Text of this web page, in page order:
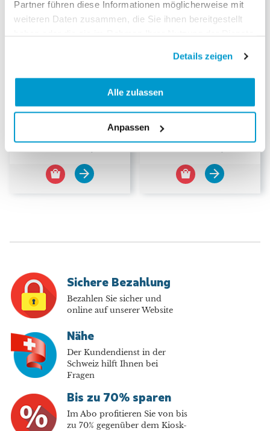
Partner führen diese Informationen möglicherweise mit
weiteren Daten zusammen, die Sie ihnen bereitgestellt
Details zeigen
Alle zulassen
Anpassen
Dauer:1-Jahresabo Dauer:1-Jahresabo
Sichere Bezahlung
Bezahlen Sie sicher und
online auf unserer Website
Nähe
Der Kundendienst in der
Schweiz hilft Ihnen bei
Fragen
Bis zu 70% sparen
Im Abo profitieren Sie von bis
zu 70% gegenüber dem Kiosk-